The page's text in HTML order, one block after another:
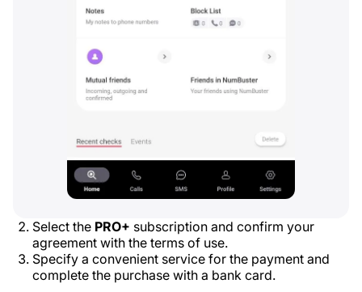
Select the PRO+ subscription and confirm your
agreement with the terms of use.
Specify a convenient service for the payment and
complete the purchase with a bank card.